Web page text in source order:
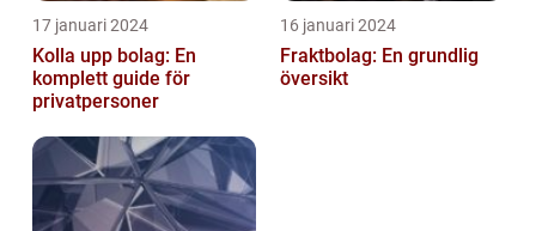
17 januari 2024
Kolla upp bolag: En
komplett guide för
privatpersoner
16 januari 2024
Fraktbolag: En grundlig
översikt